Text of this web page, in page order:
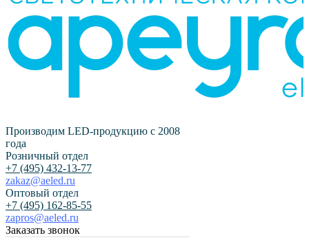
Производим LED-продукцию с 2008
года
Розничный отдел
+7 (495) 432-13-77
zakaz@aeled.ru
Оптовый отдел
+7 (495) 162-85-55
zapros@aeled.ru
Заказать звонок